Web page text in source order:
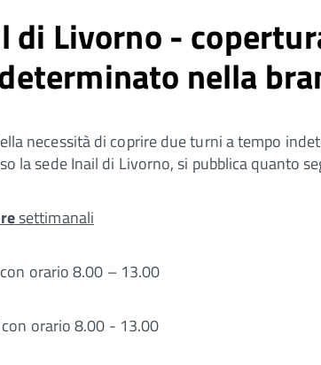
di Livorno -
nella
necessità di coprire due turni a tempo
la sede Inail di Livorno, si pubblica quanto
settimanali
orario 8.00 – 13.00
orario 8.00 - 13.00